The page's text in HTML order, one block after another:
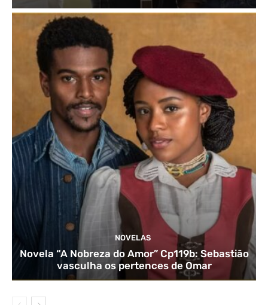
NOVELAS
Novela “A Nobreza do Amor” Cp119b: Sebastião
vasculha os pertences de Omar